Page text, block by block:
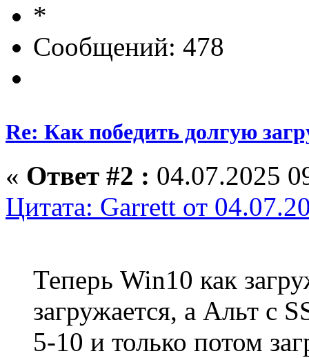
Сообщений: 478
Re: Как победить долгую
« Ответ #2 : 04.07.2025
Цитата: Garrett от
Теперь Win10 как
загружается, а Альт с
5-10 и только потом